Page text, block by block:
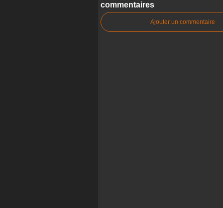
commentaires
Ajouter un commentaire